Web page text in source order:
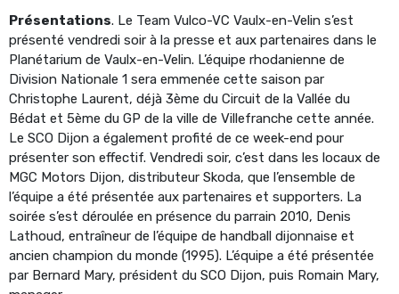
Présentations. Le Team Vulco-VC Vaulx-en-Velin s’est
présenté vendredi soir à la presse et aux partenaires dans le
Planétarium de Vaulx-en-Velin. L’équipe rhodanienne de
Division Nationale 1 sera emmenée cette saison par
Christophe Laurent, déjà 3ème du Circuit de la Vallée du
Bédat et 5ème du GP de la ville de Villefranche cette année.
Le SCO Dijon a également profité de ce week-end pour
présenter son effectif. Vendredi soir, c’est dans les locaux de
MGC Motors Dijon, distributeur Skoda, que l’ensemble de
l’équipe a été présentée aux partenaires et supporters. La
soirée s’est déroulée en présence du parrain 2010, Denis
Lathoud, entraîneur de l’équipe de handball dijonnaise et
ancien champion du monde (1995). L’équipe a été présentée
par Bernard Mary, président du SCO Dijon, puis Romain Mary,